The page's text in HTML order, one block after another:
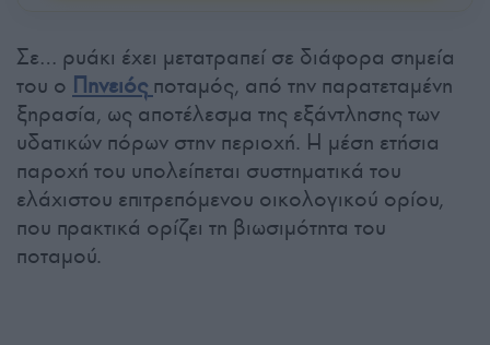
Σε… ρυάκι έχει μετατραπεί σε διάφορα σημεία
του ο Πηνειός ποταμός, από την παρατεταμένη
ξηρασία, ως αποτέλεσμα της εξάντλησης των
υδατικών πόρων στην περιοχή. Η μέση ετήσια
παροχή του υπολείπεται συστηματικά του
ελάχιστου επιτρεπόμενου οικολογικού ορίου,
που πρακτικά ορίζει τη βιωσιμότητα του
ποταμού.